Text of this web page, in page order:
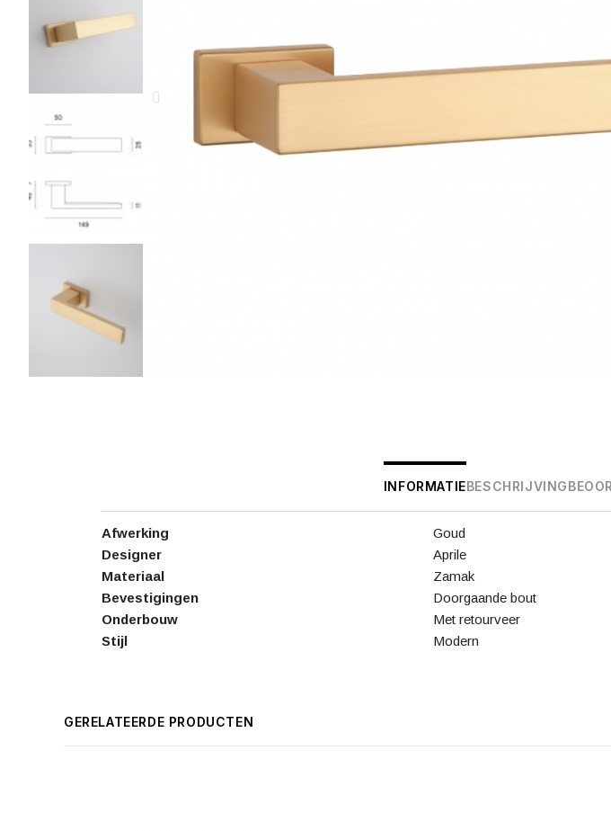
INFORMATIEBESCHRIJVING
Afwerking
Goud
Designer
Aprile
Materiaal
Zamak
Bevestigingen
Doorgaande bout
Onderbouw
Met retourveer
Stijl
Modern
GERELATEERDE PRODUCTEN